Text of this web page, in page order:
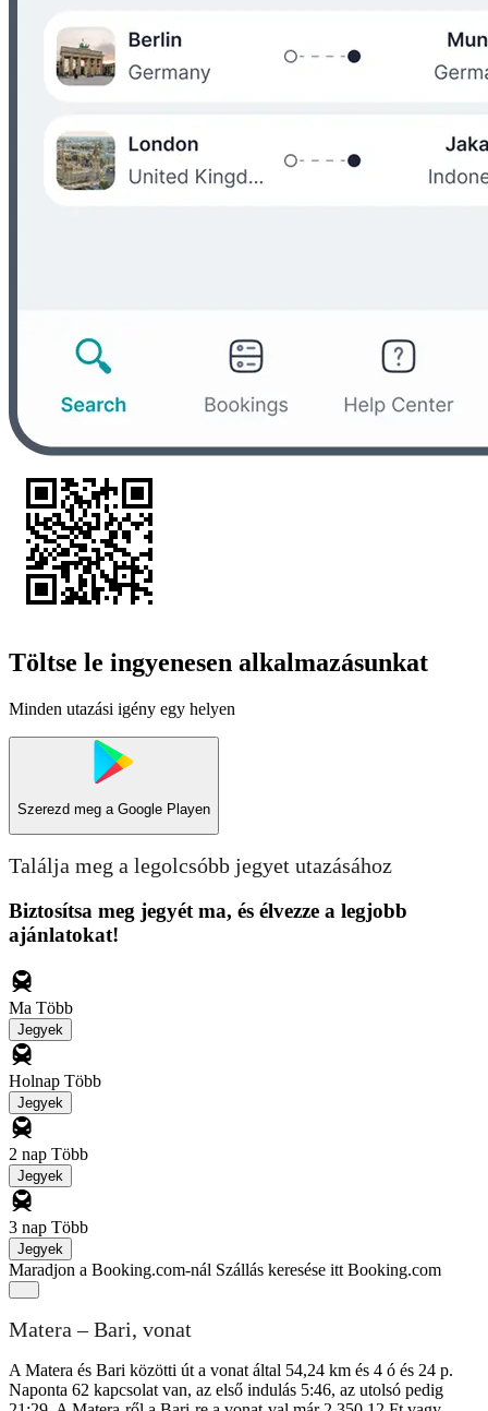
Töltse le ingyenesen alkalmazásunkat
Minden utazási igény egy helyen
Szerezd meg a Google Playen
Találja meg a legolcsóbb jegyet utazásához
Biztosítsa meg jegyét ma, és élvezze a legjobb
ajánlatokat!
Ma Több
Jegyek
Holnap Több
Jegyek
2 nap Több
Jegyek
3 nap Több
Jegyek
Maradjon a Booking.com-nál Szállás keresése itt Booking.com
Matera – Bari, vonat
A Matera és Bari közötti út a vonat által 54,24 km és 4 ó és 24 p.
Naponta 62 kapcsolat van, az első indulás 5:46, az utolsó pedig